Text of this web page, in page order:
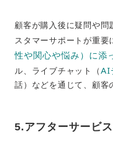
顧客が購入後に疑問や問
スタマーサポートが重要
性や関心や悩み）に添
ル、ライブチャット（AI
話）などを通じて、顧客
5.アフターサービ